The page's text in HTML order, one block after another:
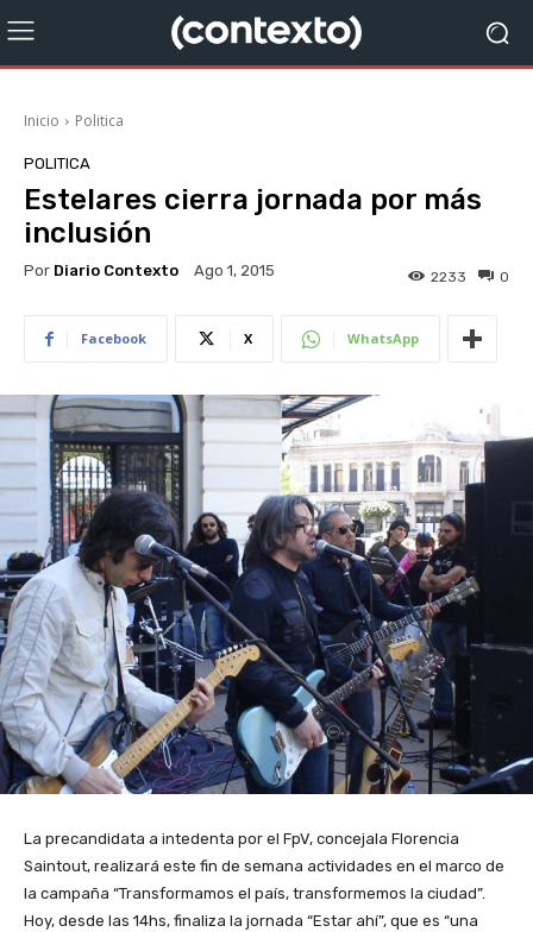
Inicio Politica
POLITICA
Estelares cierra jornada por más
inclusión
Por Diario Contexto Ago 1, 2015 0
2233
Facebook X WhatsApp
La precandidata a intedenta por el FpV, concejala Florencia
Saintout, realizará este fin de semana actividades en el marco de
la campaña “Transformamos el país, transformemos la ciudad”.
Hoy, desde las 14hs, finaliza la jornada “Estar ahí”, que es “una